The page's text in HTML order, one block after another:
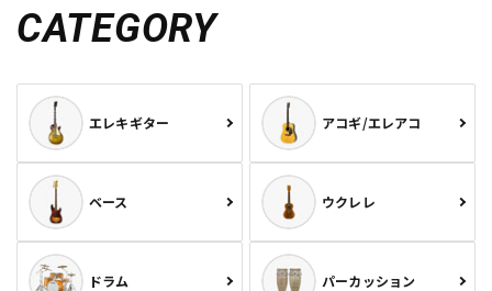
CATEGORY
エレキギター アコギ/エレアコ
ベース ウクレレ
ドラム パーカッション